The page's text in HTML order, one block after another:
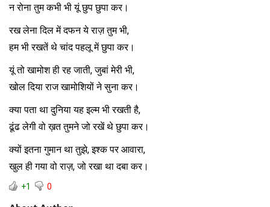
न रोना तुम कभी भी यूं छुप छुपा कर।
रख लेना दिल में दफन ये राज़ तुम भी,
हम भी रखतें थे चांद पहलू में छुपा कर।
यूं तो खामोश ही रह जाती, जुबां मेरी भी,
खोल दिया राज खामोशियों ने सुना कर।
क्या पता था दुनिया यह इल्म भी रखती है,
ढूंढ लेगी वो ख़त तुमने जो रखें थे छुपा कर।
क्यों इतना गुमान था तुझे, इश्क पर आवारा,
खुल ही गया वो राज़, जो रखा था दबा कर।
+1 0